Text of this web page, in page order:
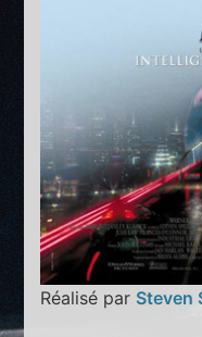
Réalisé par Steven